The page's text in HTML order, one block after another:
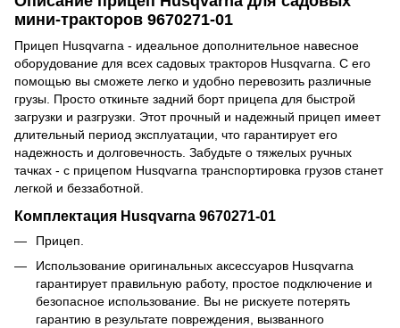
мини-тракторов 9670271-01
Прицеп Husqvarna - идеальное дополнительное навесное
оборудование для всех садовых тракторов Husqvarna. С его
помощью вы сможете легко и удобно перевозить различные
грузы. Просто откиньте задний борт прицепа для быстрой
загрузки и разгрузки. Этот прочный и надежный прицеп имеет
длительный период эксплуатации, что гарантирует его
надежность и долговечность. Забудьте о тяжелых ручных
тачках - с прицепом Husqvarna транспортировка грузов станет
легкой и беззаботной.
Комплектация Husqvarna 9670271-01
Прицеп.
Использование оригинальных аксессуаров Husqvarna
гарантирует правильную работу, простое подключение и
безопасное использование. Вы не рискуете потерять
гарантию в результате повреждения, вызванного